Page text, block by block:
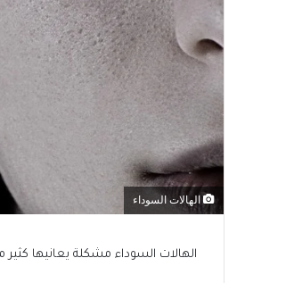
ي
ا
الهالات السوداء
الهالات السوداء مشكلة يعانيها